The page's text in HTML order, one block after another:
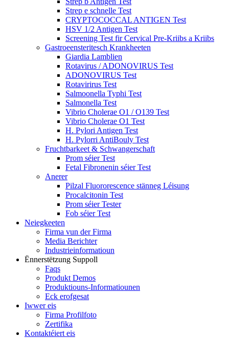
Strep e schnelle Test
CRYPTOCOCCAL ANTIGEN Test
HSV 1/2 Antigen Test
Screening Test fir Cervical Pre-Kriibs a Kriibs
Gastroeensteritesch Krankheeten
Giardia Lamblien
Rotavirus / ADONOVIRUS Test
ADONOVIRUS Test
Rotavirirus Test
Salmoonella Typhi Test
Salmonella Test
Vibrio Cholerae O1 / O139 Test
Vibrio Cholerae O1 Test
H. Pylori Antigen Test
H. Pylorri AntiBouly Test
Fruchtbarkeet & Schwangerschaft
Prom séier Test
Fetal Fibronenin séier Test
Anerer
Pilzal Fluororescence stänneg Léisung
Procalcitonin Test
Prom séier Tester
Fob séier Test
Neiegkeeten
Firma vun der Firma
Media Berichter
Industrieinformatioun
Ënnerstëtzung Suppoll
Faqs
Produkt Demos
Produktiouns-Informatiounen
Eck erofgesat
Iwwer eis
Firma Profilfoto
Zertifika
Kontaktéiert eis